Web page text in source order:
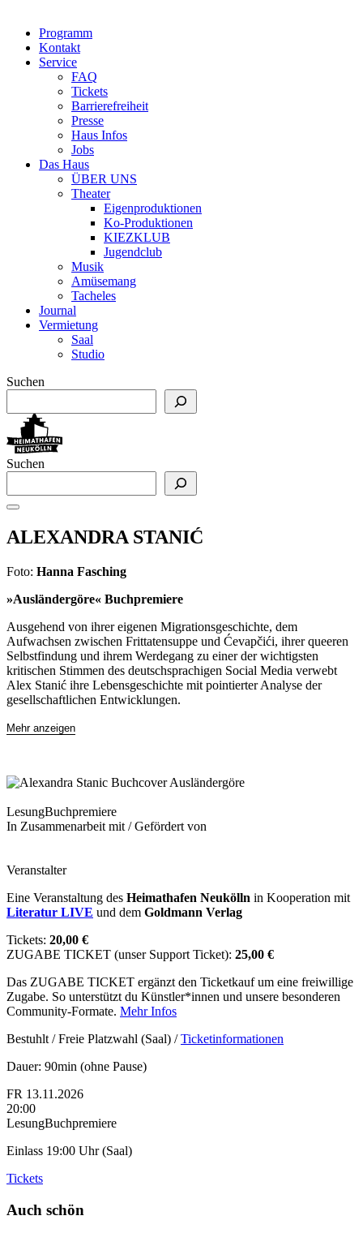
Programm
Kontakt
Service
FAQ
Tickets
Barrierefreiheit
Presse
Haus Infos
Jobs
Das Haus
ÜBER UNS
Theater
Eigenproduktionen
Ko-Produktionen
KIEZKLUB
Jugendclub
Musik
Amüsemang
Tacheles
Journal
Vermietung
Saal
Studio
Suchen
Suchen
ALEXANDRA STANIĆ
Foto: Hanna Fasching
»Ausländergöre« Buchpremiere
Ausgehend von ihrer eigenen Migrationsgeschichte, dem
Aufwachsen zwischen Frittatensuppe und Ćevapčići, ihrer queeren
Selbstfindung und ihrem Werdegang zu einer der wichtigsten
kritischen Stimmen des deutschsprachigen Social Media verwebt
Alex Stanić ihre Lebensgeschichte mit pointierter Analyse der
gesellschaftlichen Entwicklungen.
Mehr anzeigen
LesungBuchpremiere
In Zusammenarbeit mit / Gefördert von
Veranstalter
Eine Veranstaltung des Heimathafen Neukölln in Kooperation mit
Literatur LIVE und dem Goldmann Verlag
Tickets: 20,00 €
ZUGABE TICKET (unser Support Ticket): 25,00 €
Das ZUGABE TICKET ergänzt den Ticketkauf um eine freiwillige
Zugabe. So unterstützt du Künstler*innen und unsere besonderen
Community-Formate. Mehr Infos
Bestuhlt / Freie Platzwahl (Saal) /Ticketinformationen
Dauer: 90min (ohne Pause)
FR 13.11.2026
20:00
LesungBuchpremiere
Einlass 19:00 Uhr (Saal)
Tickets
Auch schön